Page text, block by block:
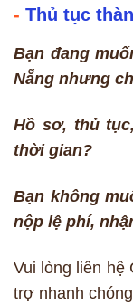
- Thủ tục
Bạn đang
Nẵng nhưng
Hồ sơ, thủ
thời gian?
Bạn không
nộp lệ phí,
Vui lòng liên hệ
trợ nhanh